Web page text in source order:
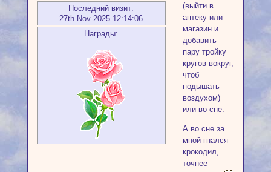
Последний визит:
27th Nov 2025 12:14:06
Награды:
(выйти в
аптеку или
магазин и
добавить
пару тройку
кругов вокруг,
чтоб
подышать
воздухом)
или во сне.
А во сне за
мной гнался
крокодил,
точнее